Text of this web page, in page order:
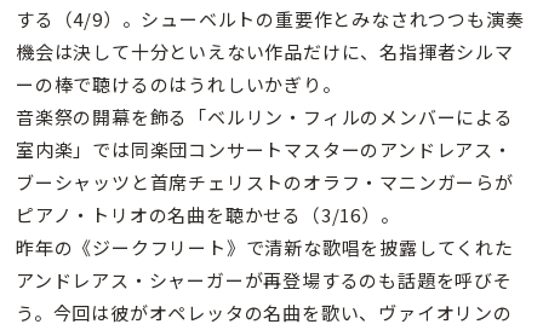
する（4/9）。シューベルトの重要作とみなされつつも演奏
機会は決して十分といえない作品だけに、名指揮者シルマ
ーの棒で聴けるのはうれしいかぎり。
音楽祭の開幕を飾る「ベルリン・フィルのメンバーによる
室内楽」では同楽団コンサートマスターのアンドレアス・
ブーシャッツと首席チェリストのオラフ・マニンガーらが
ピアノ・トリオの名曲を聴かせる（3/16）。
昨年の《ジークフリート》で清新な歌唱を披露してくれた
アンドレアス・シャーガーが再登場するのも話題を呼びそ
う。今回は彼がオペレッタの名曲を歌い、ヴァイオリンの